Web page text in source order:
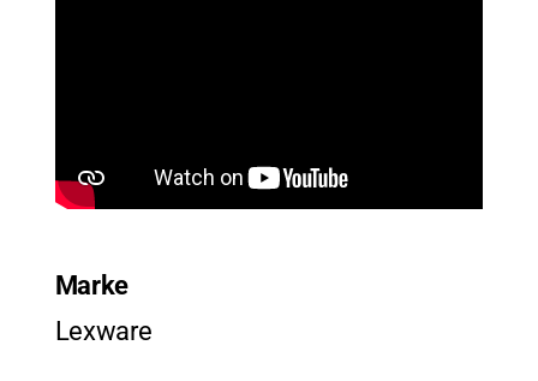
Marke
Lexware